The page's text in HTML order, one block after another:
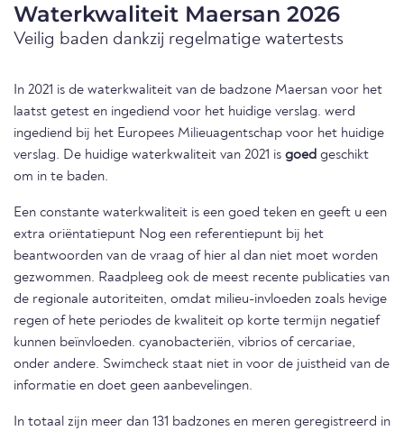
Waterkwaliteit Maersan 2026
Veilig baden dankzij regelmatige watertests
In 2021 is de waterkwaliteit van de badzone Maersan voor het
laatst getest en ingediend voor het huidige verslag. werd
ingediend bij het Europees Milieuagentschap voor het huidige
verslag. De huidige waterkwaliteit van 2021 is goed geschikt
om in te baden.
Een constante waterkwaliteit is een goed teken en geeft u een
extra oriëntatiepunt Nog een referentiepunt bij het
beantwoorden van de vraag of hier al dan niet moet worden
gezwommen. Raadpleeg ook de meest recente publicaties van
de regionale autoriteiten, omdat milieu-invloeden zoals hevige
regen of hete periodes de kwaliteit op korte termijn negatief
kunnen beïnvloeden. cyanobacteriën, vibrios of cercariae,
onder andere. Swimcheck staat niet in voor de juistheid van de
informatie en doet geen aanbevelingen.
In totaal zijn meer dan 131 badzones en meren geregistreerd in